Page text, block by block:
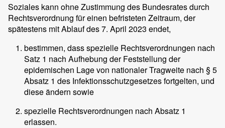
Soziales kann ohne Zustimmung des Bundesrates durch
Rechtsverordnung für einen befristeten Zeitraum, der
spätestens mit Ablauf des 7. April 2023 endet,
bestimmen, dass spezielle Rechtsverordnungen nach
Satz 1 nach Aufhebung der Feststellung der
epidemischen Lage von nationaler Tragweite nach § 5
Absatz 1 des Infektionsschutzgesetzes fortgelten, und
diese ändern sowie
spezielle Rechtsverordnungen nach Absatz 1
erlassen.